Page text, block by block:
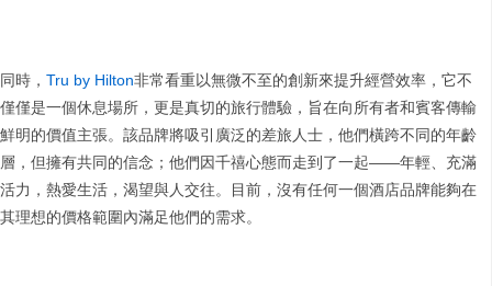
同時， Tru by Hilton非常看重以無微不至的創新來提升經營效率，它不
僅僅是一個休息場所，更是真切的旅行體驗，旨在向所有者和賓客傳輸
鮮明的價值主張。該品牌將吸引廣泛的差旅人士，他們橫跨不同的年齡
層，但擁有共同的信念；他們因千禧心態而走到了一起——年輕、充滿
活力，熱愛生活，渴望與人交往。目前，沒有任何一個酒店品牌能夠在
其理想的價格範圍內滿足他們的需求。